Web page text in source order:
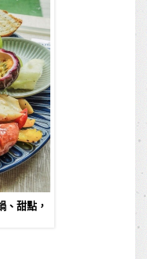
、甜點，